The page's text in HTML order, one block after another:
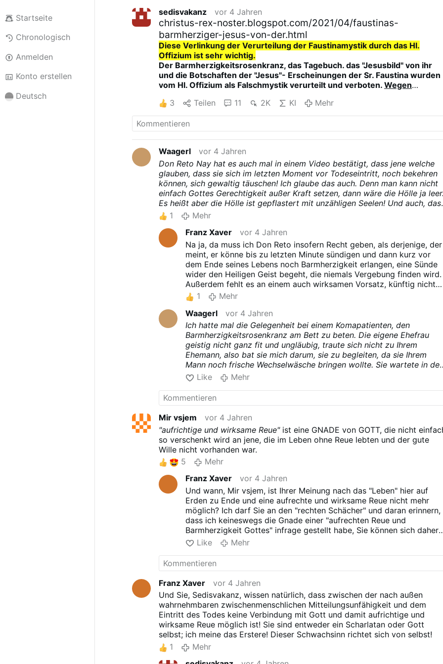
Startseite
Chronologisch
Anmelden
Konto erstellen
Deutsch
sedisvakanz vor 4 Jahren
christus-rex-noster.blogspot.com/2021/04/faustinas-
barmherziger-jesus-von-der.html
Diese Verlinkung der Verurteilung der Faustinamystik durch das Hl.
Offizium ist sehr wichtig.
Der Barmherzigkeitsrosenkranz, das Tagebuch. das "Jesusbild" von ihr
und die Botschaften der "Jesus"- Erscheinungen der Sr. Faustina wurden
vom Hl. Offizium als Falschmystik verurteilt und verboten.Wegen
Dies wissen leider die meisten eifrigen Barmherzigkeitsrosenkranzbeter
nicht.
Wie auch ich es lange nicht wusste.
Wer aber liest, was in dem verlinkten Text, einschließlich Passagen aus
Vorausgesetzt die vorkonziliare Lehre der KATHOLISCHEN Kirche und die
Schrift sind dem Leser vertraut.
So mancher Gläubige und eifrige "Barmherzigkeitsrosenkranzbeter", die
auch noch mit der Lehre der vorkonziliaren Kirche befassten und die Hl.
Schrift lasen - wie auch ich - bemerkten irgendwann, dass hier Gebetstexte
und "Jesus"-Lehren an
Sr. Faustina irgendwie nicht mit der vorkonziliaren katholischen Lehre und
mit den Aussagen Jesu in …
3 Teilen 11 2K KI Mehr
Waagerl
vor 4 Jahren
Don Reto Nay hat es auch mal in einem Video bestätigt, dass jene welche
glauben, dass sie sich im letzten Moment vor Todeseintritt, noch bekehren
können, sich gewaltig täuschen! Ich glaube das auch. Denn man kann nicht
einfach Gottes Gerechtigkeit außer Kraft setzen, dann wäre die Hölle ja
Es heißt aber die Hölle ist gepflastert mit unzähligen Seelen! Und auch, das
die Seelen wie Schneeflocken in die Hölle fallen.
Der Barmherzigkeitsrosenkranz suggeriert, dass man sich ja bis kurz vor
dem Todeseintritt, Zeit nehmen kann, um dann in der letzten Minute seine
Sünden zu bereuen. Ich glaube, dieser Rosenkranz nützt mehr den Armen
Seelen im Fegefeuer!
Und zu Faustina, es ist mir immer noch ein Unding, dass Jesus Christus ihr
halbnackt in einer Disco erschienen sein soll!
Wie@Dr.MartinBachmeier in seinen Recherchen schrieb. Faustina Kowalska
ist nicht echt. Wurde aber hochstilisiert, weil es Polen Gewinne einbrachte.
Das selbe mit PJPII.
1
Mehr
Franz Xaver
vor 4 Jahren
Na ja, da muss ich Don Reto insofern Recht geben, als derjenige, der
meint, er könne bis zu letzten Minute sündigen und dann kurz vor
dem Ende seines Lebens noch Barmherzigkeit erlangen, eine Sünde
wider den Heiligen Geist begeht, die niemals Vergebung finden wird.
Außerdem fehlt es an einem auch wirksamen Vorsatz, künftig nicht
mehr sündigen zu wollen. Dennoch, nur Gott kann in die Herzen der
Menschen und die Voraussetzungen für den Erhalt einer Vergebung
sehen.
1
Mehr
Waagerl
vor 4 Jahren
Ich hatte mal die Gelegenheit bei einem Komapatienten, den
Barmherzigkeitsrosenkranz am Bett zu beten. Die eigene Ehefrau
geistig nicht ganz fit und ungläubig, traute sich nicht zu Ihrem
Ehemann, also bat sie mich darum, sie zu begleiten, da sie Ihrem
Mann noch frische Wechselwäsche bringen wollte. Sie wartete in der
Zeit im Nebenzimmer. Nicht lange nach dem Ereignis verstarb der
Eheman. Jedenfalls erfuhr ich so weit ich mich erinnere, ein Tag
später oder sogar noch in der selben Nacht davon!
Like Mehr
Mir vsjem
vor 4 Jahren
"aufrichtige und wirksame Reue"ist eine GNADE von GOTT, die nicht
so verschenkt wird an jene, die im Leben ohne Reue lebten und der gute
Wille nicht vorhanden war.
5
Mehr
Franz Xaver
vor 4 Jahren
Und wann, Mir vsjem, ist Ihrer Meinung nach das "Leben" hier auf
Erden zu Ende und eine aufrechte und wirksame Reue nicht mehr
möglich? Ich darf Sie an den "rechten Schächer" und daran erinnern,
dass ich keineswegs die Gnade einer "aufrechten Reue und
Barmherzigkeit Gottes" infrage gestellt habe, Sie können sich daher
die Großschreibung ersparen! Wandeln Sie jetzt nicht auch schon
den Pfaden Sedisvakanz`s?
Like Mehr
Franz Xaver
vor 4 Jahren
Und Sie, Sedisvakanz, wissen natürlich, dass zwischen der nach außen
wahrnehmbaren zwischenmenschlichen Mitteilungsunfähigkeit und dem
Eintritt des Todes keine Verbindung mit Gott und damit aufrichtige und
wirksame Reue möglich ist! Sie sind entweder ein Scharlatan oder Gott
selbst; ich meine das Erstere! Dieser Schwachsinn richtet sich von selbst!
1
Mehr